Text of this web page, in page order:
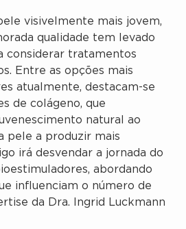
visivelmente mais jovem,
qualidade tem levado
considerar tratamentos
Entre as opções mais
atualmente, destacam-se
de colágeno, que
natural ao
pele a produzir mais
irá desvendar a jornada do
abordando
influenciam o número de
da Dra. Ingrid Luckmann